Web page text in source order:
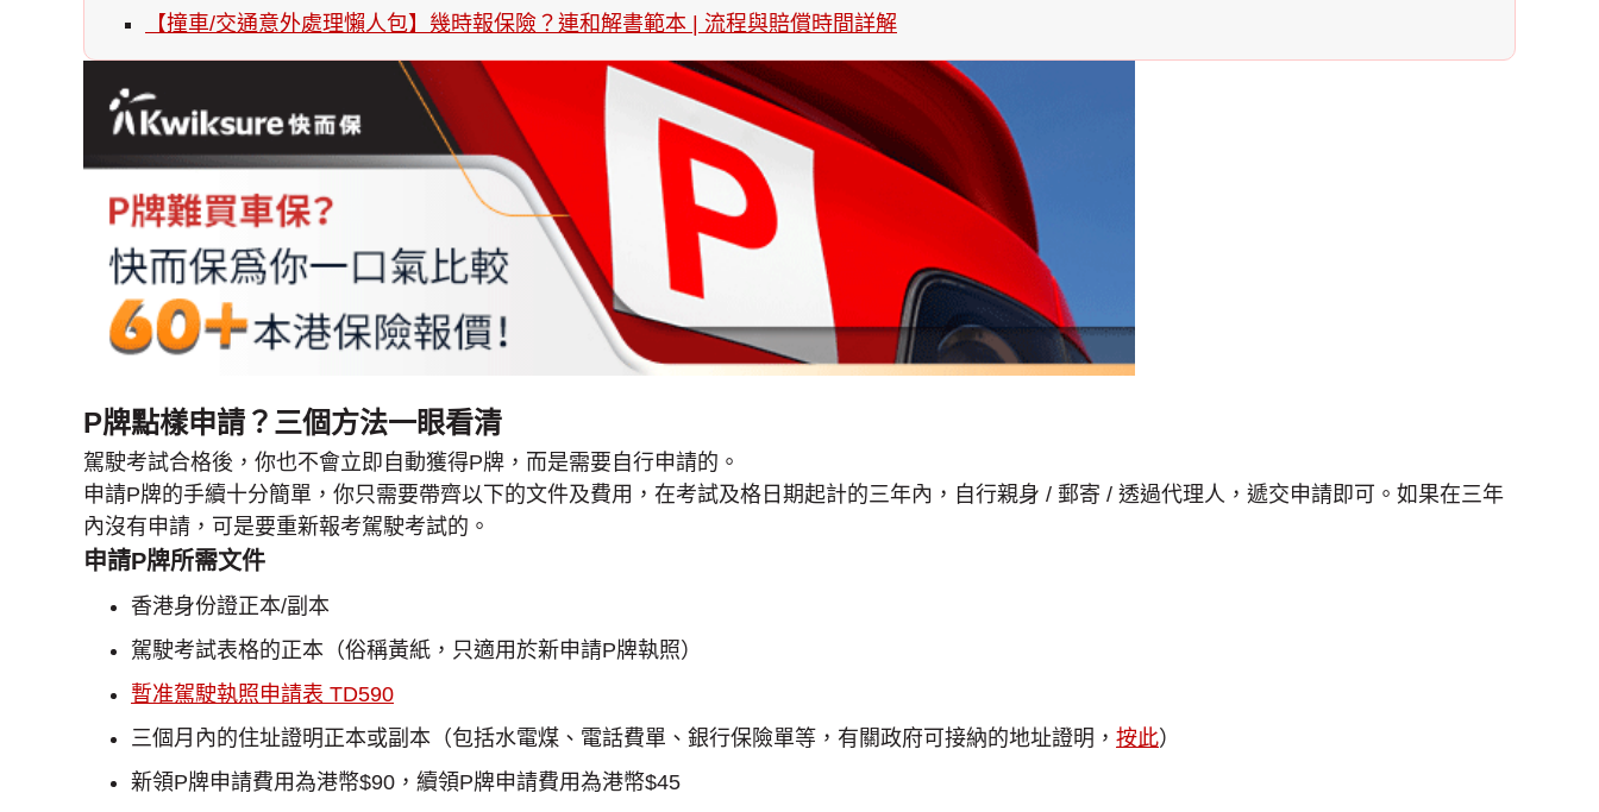
【撞車/交通意外處理懶人包】幾時報保險？連和解書範本 | 流程與賠償時間詳解
P牌點樣申請？三個方法一眼看清
駕駛考試合格後，你也不會立即自動獲得P牌，而是需要自行申請的。
申請P牌的手續十分簡單，你只需要帶齊以下的文件及費用，在考試及格日期起計的三年內，自行親身 / 郵寄 / 透過代理人，遞交申請即可。如果在三年
內沒有申請，可是要重新報考駕駛考試的。
申請P牌所需文件
香港身份證正本/副本
駕駛考試表格的正本（俗稱黃紙，只適用於新申請P牌執照）
暫准駕駛執照申請表 TD590
三個月內的住址證明正本或副本（包括水電煤、電話費單、銀行保險單等，有關政府可接納的地址證明， 按此）
新領P牌申請費用為港幣$90，續領P牌申請費用為港幣$45